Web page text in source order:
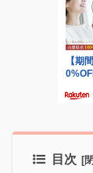
目次